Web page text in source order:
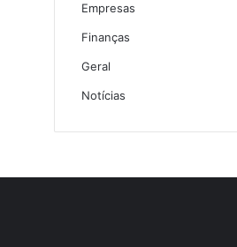
Empresas
Finanças
Geral
Notícias